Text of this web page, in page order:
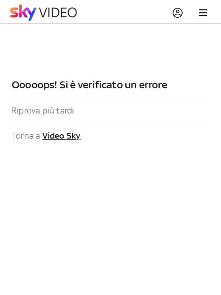
Ooooops! Si è verificato un errore
Riprova più tardi
Torna a Video Sky